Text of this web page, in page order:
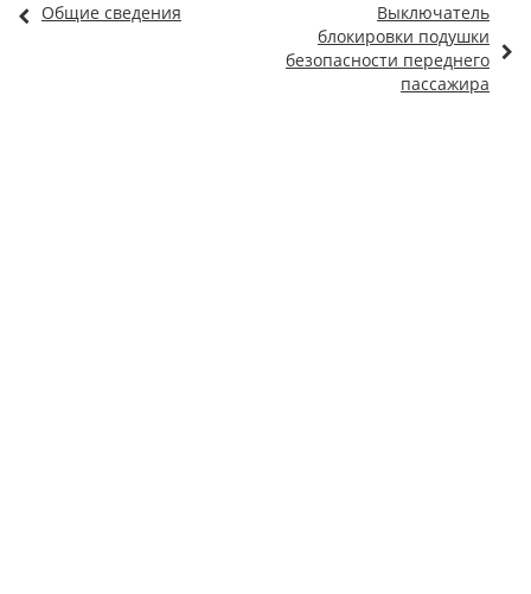
Общие сведения
Выключатель
блокировки подушки
безопасности переднего
пассажира